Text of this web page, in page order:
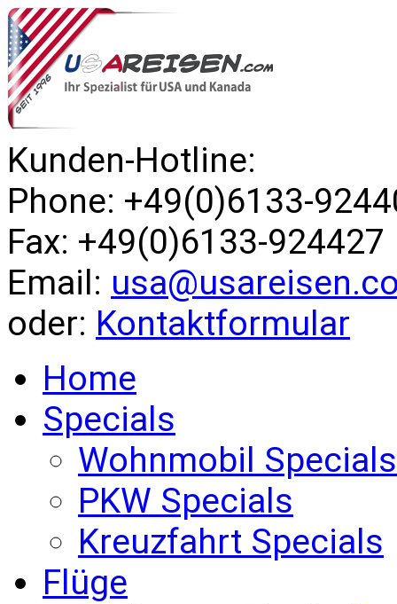
Kunden-Hotline:
Phone: +49(0)6133-
Fax: +49(0)6133-924427
Email:
oder: Kontaktformular
Home
Specials
Wohnmobil Specials
PKW Specials
Kreuzfahrt Specials
Flüge